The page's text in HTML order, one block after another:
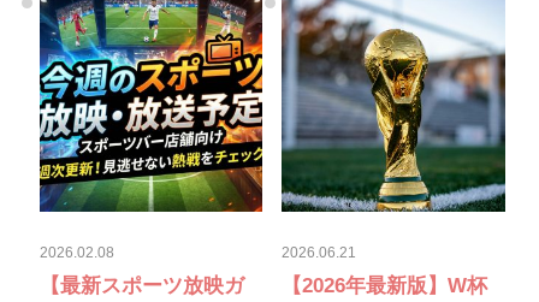
2026.02.08
【最新スポーツ放映ガ
2026.06.21
【2026年最新版】W杯